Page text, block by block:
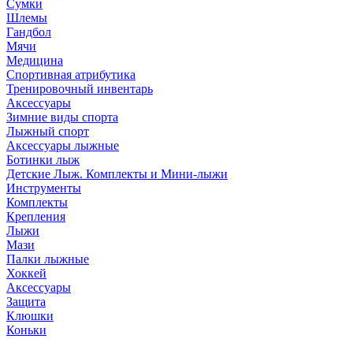
Сумки
Шлемы
Гандбол
Мячи
Медицина
Спортивная атрибутика
Тренировочный инвентарь
Аксессуары
Зимние виды спорта
Лыжный спорт
Аксессуары лыжные
Ботинки лыж
Детские Лыж. Комплекты и Мини-лыжи
Инструменты
Комплекты
Крепления
Лыжи
Мази
Палки лыжные
Хоккей
Аксессуары
Защита
Клюшки
Коньки